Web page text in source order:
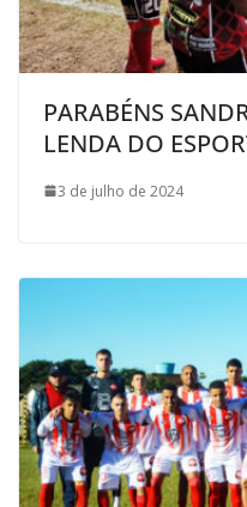
PARABÉNS
LENDA DO
3 de julho de 2024